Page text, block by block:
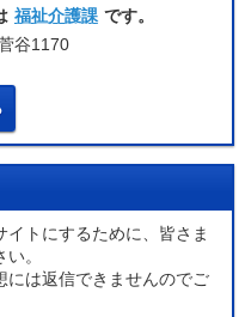
福祉介護課 です。
谷1170
トにするために、皆さま
。
には返信できませんのでご